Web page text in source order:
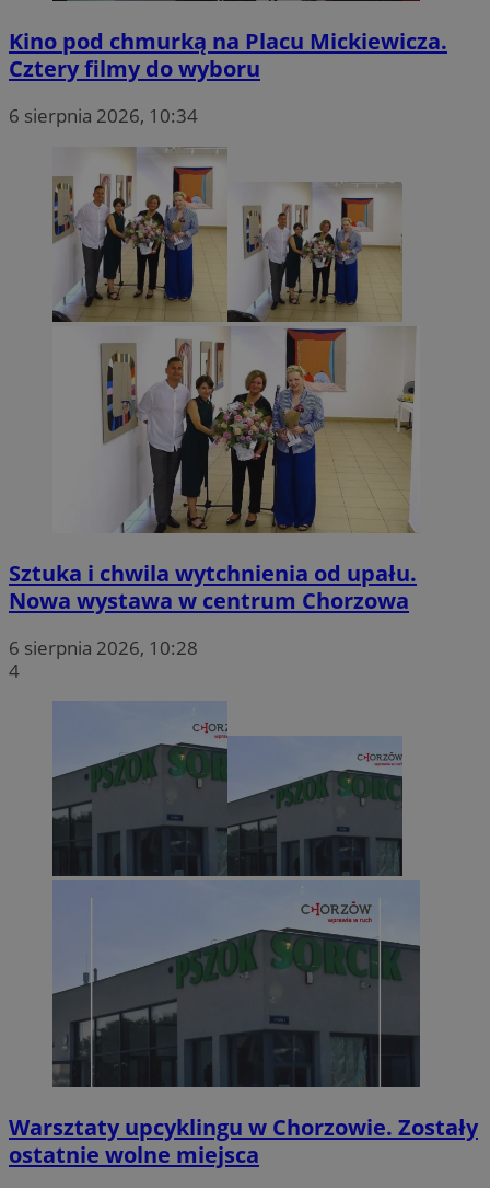
Kino pod chmurką na Placu Mickiewicza.
Cztery filmy do wyboru
6 sierpnia 2026, 10:34
Sztuka i chwila wytchnienia od upału.
Nowa wystawa w centrum Chorzowa
6 sierpnia 2026, 10:28
4
Warsztaty upcyklingu w Chorzowie. Zostały
ostatnie wolne miejsca